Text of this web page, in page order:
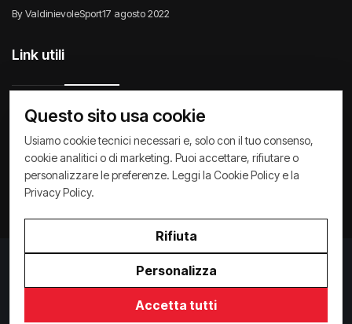
By ValdinievoleSport17 agosto 2022
Link utili
Raccontiamo di Noi Comunicati Società
Privacy Policy Cookie Policy Archivio News
Privacy Policy
Cookie Policy
Paralleloweb
Questo sito usa cookie
Usiamo cookie tecnici necessari e, solo con il tuo consenso,
cookie analitici o di marketing. Puoi accettare, rifiutare o
personalizzare le preferenze. Leggi la Cookie Policy e la
Privacy Policy.
Rifiuta
Personalizza
Accetta tutti